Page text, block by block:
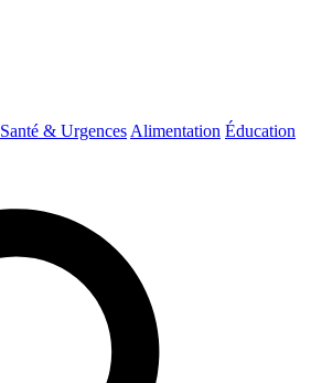
Santé & Urgences Alimentation Éducation